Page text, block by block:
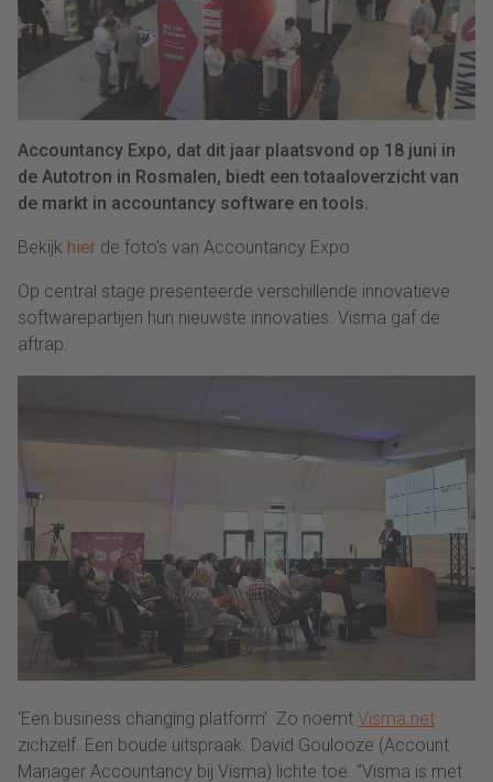
Accountancy Expo, dat dit jaar plaatsvond op 18 juni in
de Autotron in Rosmalen, biedt een totaaloverzicht van
de markt in accountancy software en tools.
Bekijk hier de foto's van Accountancy Expo
Op central stage presenteerde verschillende innovatieve
softwarepartijen hun nieuwste innovaties. Visma gaf de
aftrap.
‘Een business changing platform’. Zo noemt Visma.net
zichzelf. Een boude uitspraak. David Goulooze (Account
Manager Accountancy bij Visma) lichte toe. “Visma is met